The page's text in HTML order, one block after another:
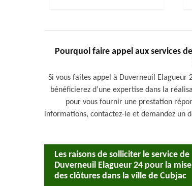
Pourquoi faire appel aux services
Si vous faites appel à Duverneuil
bénéficierez d’une expertise dans la
pour vous fournir une prestation
informations, contactez-le et demandez un
Les raisons de solliciter le service de
Duverneuil Elagueur 24 pour la
des clôtures dans la ville de Cubjac